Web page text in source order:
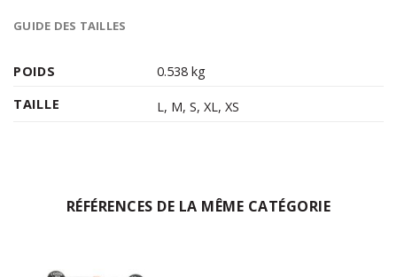
GUIDE DES TAILLES
POIDS
0.538 kg
TAILLE
L, M,S,XL,XS
RÉFÉRENCES DE LA MÊME CATÉGORIE